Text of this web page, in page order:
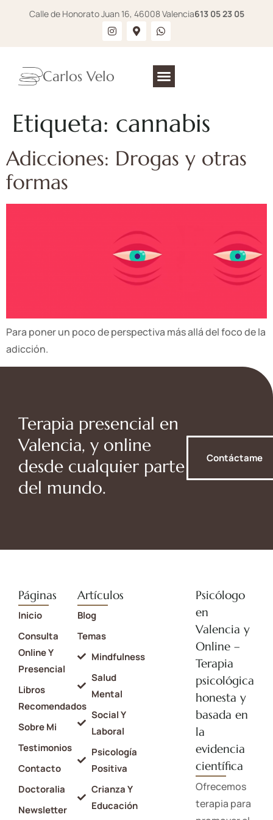
Calle de Honorato Juan 16, 46008 Valencia613 05 23 05
Carlos Velo
Etiqueta: cannabis
Adicciones: Drogas y otras
formas
Para poner un poco de perspectiva más allá del foco de la
adicción.
Terapia presencial en
Valencia, y online
desde cualquier parte
del mundo.
Contáctame
Páginas
Inicio
Consulta
Online Y
Presencial
Libros
Recomendados
Sobre Mi
Testimonios
Contacto
Doctoralia
Newsletter
Artículos
Blog
Temas
Mindfulness
Salud
Mental
Social Y
Laboral
Psicología
Positiva
Crianza Y
Educación
Psicólogo
en
Valencia y
Online –
Terapia
psicológica
honesta y
basada en
la
evidencia
científica
Ofrecemos
terapia para